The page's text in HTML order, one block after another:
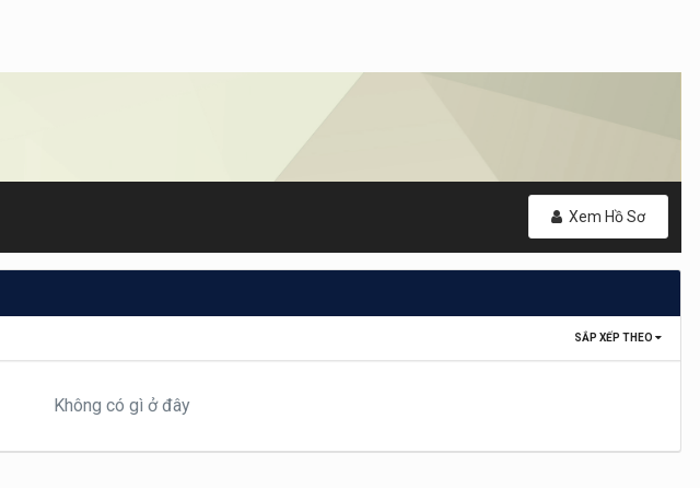
Xem Hồ Sơ
SẮP XẾP THEO
Không có gì ở đây